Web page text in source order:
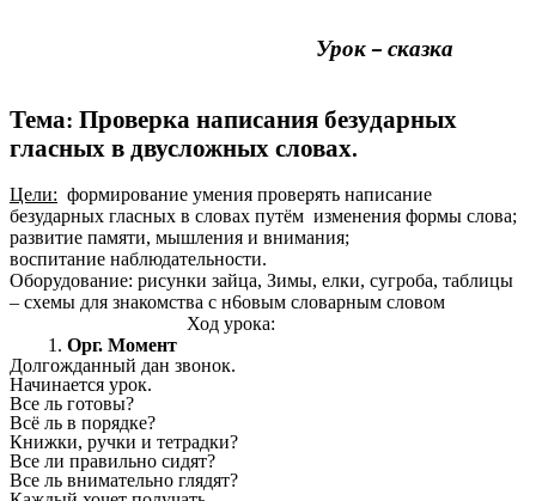
Урок – сказка
Тема: Проверка написания безударных
гласных в двусложных словах.
Цели: формирование умения проверять написание
безударных гласных в словах путём изменения формы слова;
развитие памяти, мышления и внимания;
воспитание наблюдательности.
Оборудование: рисунки зайца, Зимы, елки, сугроба, таблицы
– схемы для знакомства с н6овым словарным словом
Ход урока:
Орг. Момент
Долгожданный дан звонок.
Начинается урок.
Все ль готовы?
Всё ль в порядке?
Книжки, ручки и тетрадки?
Все ли правильно сидят?
Все ль внимательно глядят?